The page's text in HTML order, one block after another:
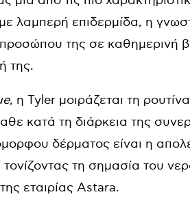
λαμπερή επιδερμίδα, η
προσώπου της σε καθημερινή
της.
, η Tyler μοιράζεται τη
κατά τη διάρκεια της
δέρματος είναι η
τη σημασία του
εταιρίας Astara.